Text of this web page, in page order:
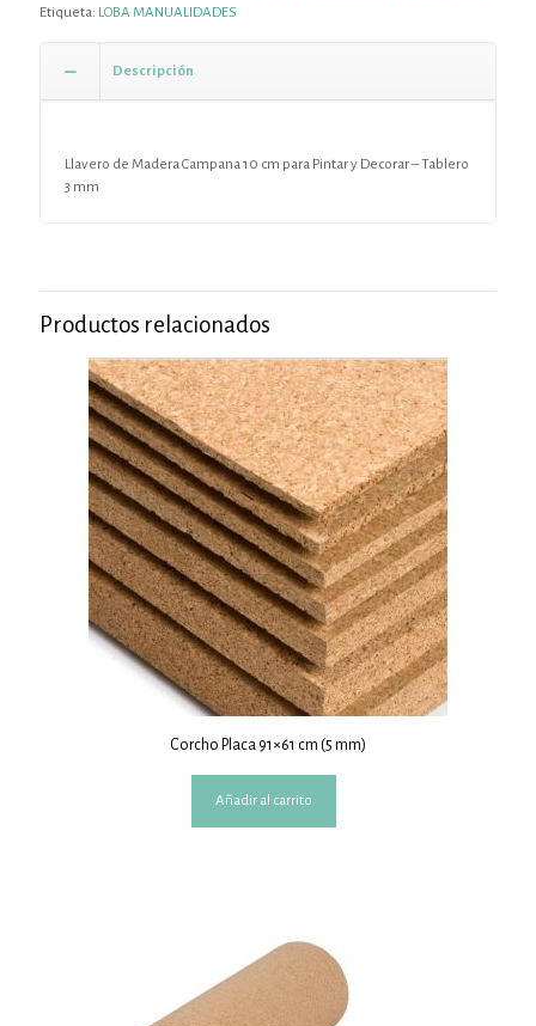
Etiqueta: LOBA MANUALIDADES
Descripción
Llavero de Madera Campana 10 cm para Pintar y Decorar – Tablero
3 mm
Productos relacionados
Corcho Placa 91×61 cm (5 mm)
Añadir al carrito